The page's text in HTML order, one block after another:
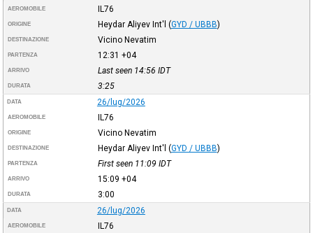
AEROMOBILE IL76
ORIGINE Heydar Aliyev Int'l (GYD / UBBB)
DESTINAZIONE Vicino Nevatim
PARTENZA 12:31 +04
ARRIVO Last seen 14:56 IDT
DURATA 3:25
DATA 26/lug/2026
AEROMOBILE IL76
ORIGINE Vicino Nevatim
DESTINAZIONE Heydar Aliyev Int'l (GYD / UBBB)
PARTENZA First seen 11:09 IDT
ARRIVO 15:09 +04
DURATA 3:00
DATA 26/lug/2026
AEROMOBILE IL76